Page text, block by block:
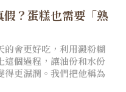
？蛋糕也需要「熟
的會更好吃，利用澱粉糊
這個過程，讓油份和水份
得更濕潤。我們把他稱為